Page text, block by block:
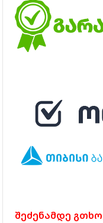
შეძენამდე